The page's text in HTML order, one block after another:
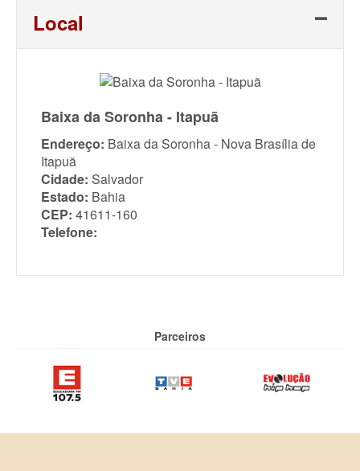
Local
Baixa da Soronha - Itapuã
Endereço: Baixa da Soronha - Nova Brasília de
Itapuã
Cidade: Salvador
Estado: Bahia
CEP: 41611-160
Telefone:
Parceiros